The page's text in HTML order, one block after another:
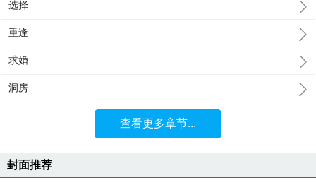
选择
重逢
求婚
洞房
查看更多章节...
封面推荐